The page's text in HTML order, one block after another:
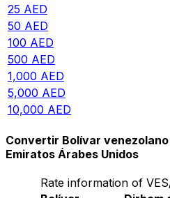
25 AED
50 AED
100 AED
500 AED
1,000 AED
5,000 AED
10,000 AED
Convertir Bolívar
Emiratos Árabes Unidos
Rate information of